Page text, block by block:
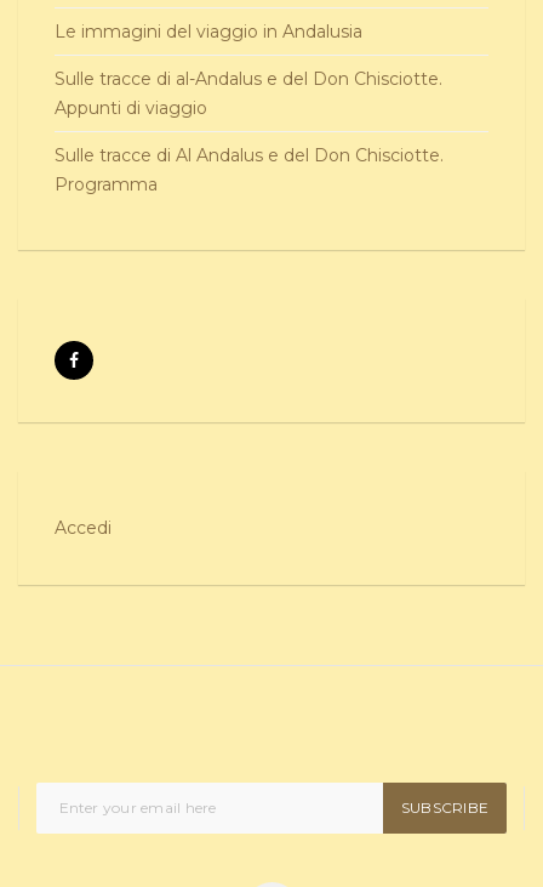
Le immagini del viaggio in Andalusia
Sulle tracce di al-Andalus e del Don Chisciotte.
Appunti di viaggio
Sulle tracce di Al Andalus e del Don Chisciotte.
Programma
Accedi
SUBSCRIBE